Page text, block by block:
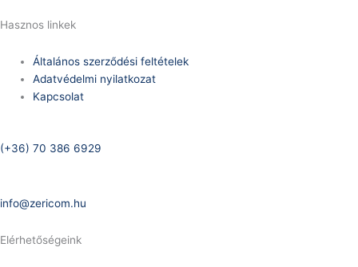
Hasznos linkek
Általános szerződési feltételek
Adatvédelmi nyilatkozat
Kapcsolat
(+36) 70 386 6929
info@zericom.hu
Elérhetőségeink